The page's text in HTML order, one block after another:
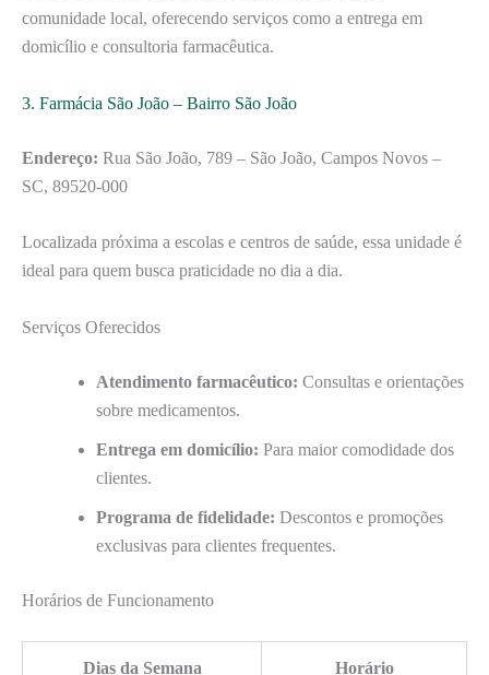
comunidade local, oferecendo serviços como a entrega em
domicílio e consultoria farmacêutica.
3. Farmácia São João – Bairro São João
Endereço: Rua São João, 789 – São João, Campos Novos –
SC, 89520-000
Localizada próxima a escolas e centros de saúde, essa unidade é
ideal para quem busca praticidade no dia a dia.
Serviços Oferecidos
Atendimento farmacêutico: Consultas e orientações
sobre medicamentos.
Entrega em domicílio: Para maior comodidade dos
clientes.
Programa de fidelidade: Descontos e promoções
exclusivas para clientes frequentes.
Horários de Funcionamento
Dias da Semana Horário